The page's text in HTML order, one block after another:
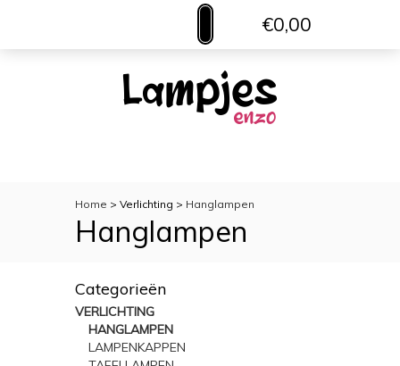
€0,00
Home > Verlichting > Hanglampen
Hanglampen
Categorieën
VERLICHTING
HANGLAMPEN
LAMPENKAPPEN